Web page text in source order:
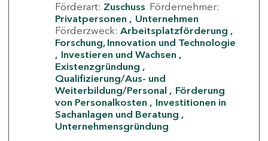
Förderart: Zuschuss Fördernehmer:
Privatpersonen
Unternehmen
Förderzweck: Arbeitsplatzförderung
Forschung, Innovation und Technologie
Investieren und Wachsen
Existenzgründung
Qualifizierung/Aus- und
Weiterbildung/Personal
Förderung
von Personalkosten
Investitionen in
Sachanlagen und Beratung
Unternehmensgründung